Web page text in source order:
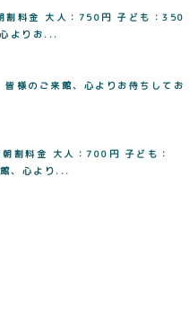
割料金 大人：750円 子ども：350
よりお...
様のご来館、心よりお待ちしてお
割料金 大人：700円 子ども：
、心より...